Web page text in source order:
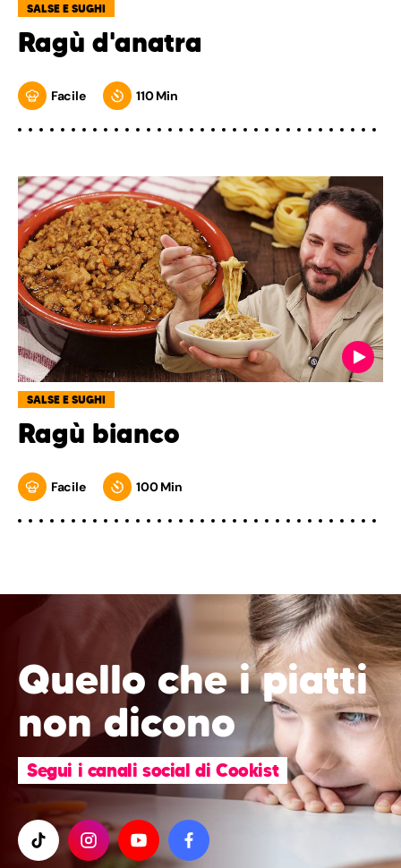
SALSE E SUGHI
Ragù d'anatra
Facile 110 Min
SALSE E SUGHI
Ragù bianco
Facile 100 Min
Quello che i piatti
non dicono
Segui i canali social di Cookist